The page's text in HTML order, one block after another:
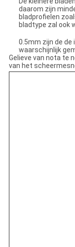
daarom zijn
bladprofielen
bladtype zal ook
0.5mm zijn de de
waarschijnlijk
Gelieve van nota te
van het